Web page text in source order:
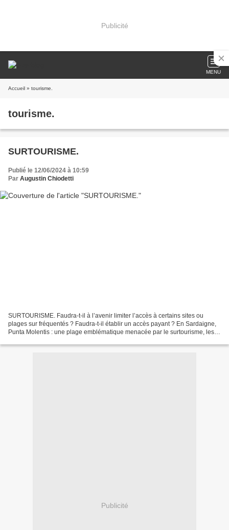
Publicité
MENU
Accueil » tourisme.
tourisme.
SURTOURISME.
Publié le 12/06/2024 à 10:59
Par Augustin Chiodetti
SURTOURISME. Faudra-t-il à l’avenir limiter l’accès à certains sites ou
plages sur fréquentés ? Faudra-t-il établir un accès payant ? En Sardaigne,
Punta Molentis : une plage emblématique menacée par le surtourisme, les
Publicité